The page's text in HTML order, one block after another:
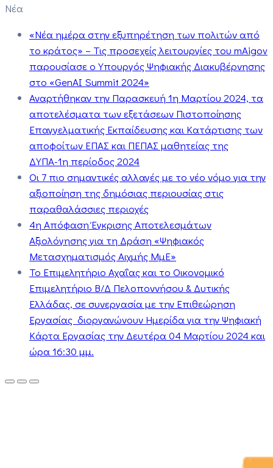
Νέα
«Νέα ημέρα στην εξυπηρέτηση των πολιτών από
το κράτος» – Τις προσεχείς λειτουργίες του mAigov
παρουσίασε ο Υπουργός Ψηφιακής Διακυβέρνησης
στο «GenAI Summit 2024»
Αναρτήθηκαν την Παρασκευή 1η Μαρτίου 2024, τα
αποτελέσματα των εξετάσεων Πιστοποίησης
Επαγγελματικής Εκπαίδευσης και Κατάρτισης των
αποφοίτων ΕΠΑΣ και ΠΕΠΑΣ μαθητείας της
ΔΥΠΑ-1η περίοδος 2024
Οι 7 πιο σημαντικές αλλαγές με το νέο νόμο για την
αξιοποίηση της δημόσιας περιουσίας στις
παραθαλάσσιες περιοχές
4η Απόφαση Έγκρισης Αποτελεσμάτων
Αξιολόγησης για τη Δράση «Ψηφιακός
Μετασχηματισμός Αιχμής ΜμΕ»
Το Επιμελητήριο Αχαΐας και το Οικονομικό
Επιμελητήριο Β/Δ Πελοποννήσου & Δυτικής
Ελλάδας, σε συνεργασία με την Επιθεώρηση
Εργασίας διοργανώνουν Ημερίδα για την Ψηφιακή
Κάρτα Εργασίας την Δευτέρα 04 Μαρτίου 2024 και
ώρα 16:30 μμ.